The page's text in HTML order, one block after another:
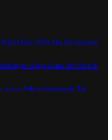
Dunia 2030 Jika Permohonan
Harga Lama dan Baru di
Status Febrie Adriansyah Tak